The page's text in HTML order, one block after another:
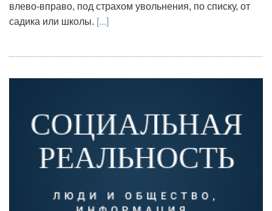
влево-вправо, под страхом увольнения, по списку, от
садика или школы. [...]